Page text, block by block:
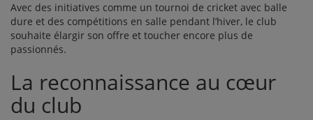
Avec des initiatives comme un tournoi de cricket avec balle
dure et des compétitions en salle pendant l’hiver, le club
souhaite élargir son offre et toucher encore plus de
passionnés.
La reconnaissance au cœur
du club